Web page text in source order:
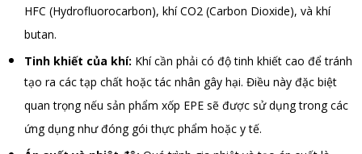
HFC (Hydrofluorocarbon), khí CO2 (Carbon Dioxide), và khí
butan.
Tinh khiết của khí: Khí cần phải có độ tinh khiết cao để tránh
tạo ra các tạp chất hoặc tác nhân gây hại. Điều này đặc biệt
quan trọng nếu sản phẩm xốp EPE sẽ được sử dụng trong các
ứng dụng như đóng gói thực phẩm hoặc y tế.